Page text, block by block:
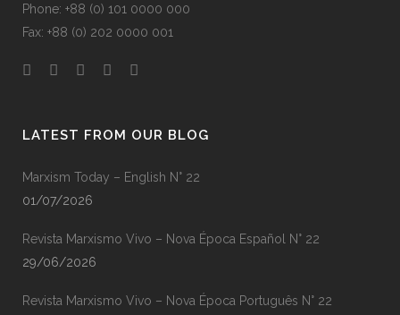
Phone: +88 (0) 101 0000 000
Fax: +88 (0) 202 0000 001
LATEST FROM OUR BLOG
Marxism Today – English N° 22
01/07/2026
Revista Marxismo Vivo – Nova Época Español N° 22
29/06/2026
Revista Marxismo Vivo – Nova Época Português N° 22